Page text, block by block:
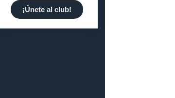
¡Únete al club!